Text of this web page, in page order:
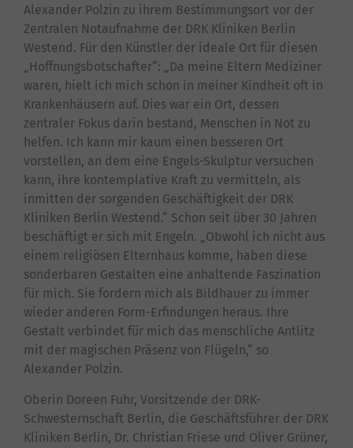
Alexander Polzin zu ihrem Bestimmungsort vor der
Zentralen Notaufnahme der DRK Kliniken Berlin
Westend. Für den Künstler der ideale Ort für diesen
„Hoffnungsbotschafter“: „Da meine Eltern Mediziner
waren, hielt ich mich schon in meiner Kindheit oft in
Krankenhäusern auf. Dies war ein Ort, dessen
zentraler Fokus darin bestand, Menschen in Not zu
helfen. Ich kann mir kaum einen besseren Ort
vorstellen, an dem eine Engels-Skulptur versuchen
kann, ihre kontemplative Kraft zu vermitteln, als
inmitten der sorgenden Geschäftigkeit der DRK
Kliniken Berlin Westend.“ Schon seit über 30 Jahren
beschäftigt er sich mit Engeln. „Obwohl ich nicht aus
einem religiösen Elternhaus komme, haben diese
sonderbaren Gestalten eine anhaltende Faszination
für mich. Sie fordern mich als Bildhauer zu immer
wieder anderen Form-Erfindungen heraus. Ihre
Gestalt verbindet für mich das menschliche Antlitz
mit der magischen Präsenz von Flügeln,“ so
Alexander Polzin.
Oberin Doreen Fuhr, Vorsitzende der DRK-
Schwesternschaft Berlin, die Geschäftsführer der DRK
Kliniken Berlin, Dr. Christian Friese und Oliver Grüner,